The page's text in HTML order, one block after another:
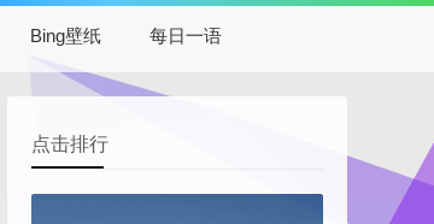
Bing壁纸 每日一语
点击排行